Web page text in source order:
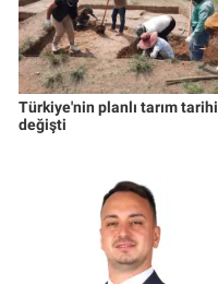
Türkiye'nin planlı tarım tarihi
değişti